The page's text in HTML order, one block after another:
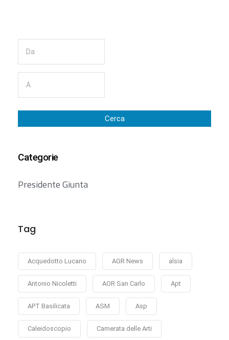
Cerca
Categorie
Presidente Giunta
Tag
Acquedotto Lucano AGR News alsia
Antonio Nicoletti AOR San Carlo Apt
APT Basilicata ASM Asp
Caleidoscopio Camerata delle Arti